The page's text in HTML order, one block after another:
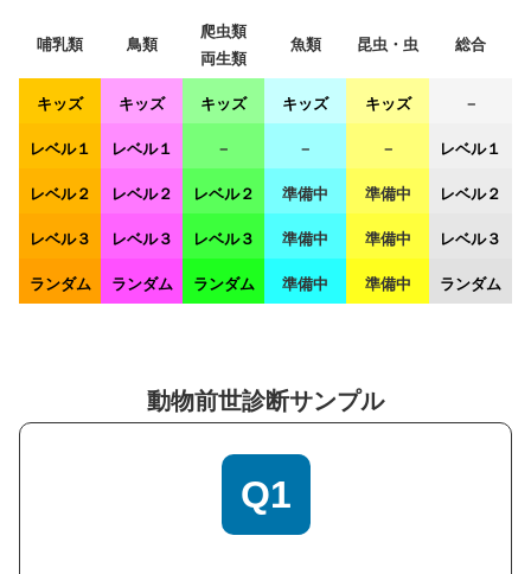
哺乳類 鳥類
爬虫類
両生類
魚類 昆虫・虫 総合
キッズ キッズ キッズ キッズ キッズ －
レベル１ レベル１ － － － レベル１
レベル２ レベル２ レベル２ 準備中 準備中 レベル２
レベル３ レベル３ レベル３ 準備中 準備中 レベル３
ランダム ランダム ランダム 準備中 準備中 ランダム
動物前世診断サンプル
Q1